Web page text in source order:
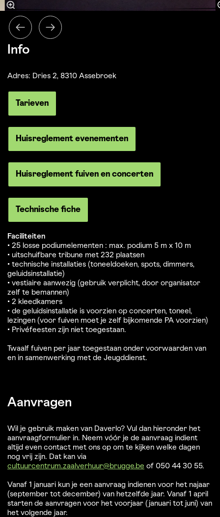
Info
Adres: Dries 2, 8310 Assebroek
Tarieven
Huisreglement evenementen
Huisreglement fuiven en concerten
Technische fiche
Faciliteiten
• 25 losse podiumelementen : max. podium 5 m x 10 m
• uitschuifbare tribune met 232 plaatsen
• technische installaties (toneeldoeken, spots, dimmers,
geluidsinstallatie)
• vestiaire aanwezig (gebruik verplicht, door organisator
zelf te bemannen)
• 2 kleedkamers
• de geluidsinstallatie is voorzien op concerten, toneel,
lezingen (voor fuiven moet je zelf bijkomende PA voorzien)
• Privéfeesten zijn niet toegestaan.
Twaalf fuiven per jaar toegestaan onder voorwaarden van
en in samenwerking met de Jeugddienst.
Aanvragen
Wil je gebruik maken van Daverlo? Vul dan hieronder het
aanvraagformulier in. Neem vóór je de aanvraag indient
altijd even contact met ons op om te kijken welke dagen
nog vrij zijn. Dat kan via
cultuurcentrum.zaalverhuur@brugge.be of 050 44 30 55.
Vanaf 1 januari kun je een aanvraag indienen voor het najaar
(september tot december) van hetzelfde jaar. Vanaf 1 april
starten de aanvragen voor het voorjaar (januari tot juni) van
het volgende jaar.